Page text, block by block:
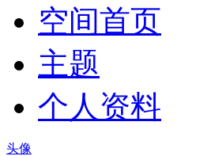
空间首页
主题
个人资料
头像